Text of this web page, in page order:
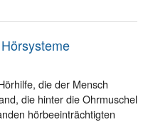
die der Mensch
die hinter die Ohrmuschel
hörbeeinträchtigten